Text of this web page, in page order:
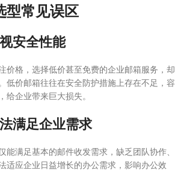
型常见误区
安全性能
价格，选择低价甚至免费的企业邮箱服务，却
低价邮箱往往在安全防护措施上存在不足，容
给企业带来巨大损失。
满足企业需求
能满足基本的邮件收发需求，缺乏团队协作、
适应企业日益增长的办公需求，影响办公效